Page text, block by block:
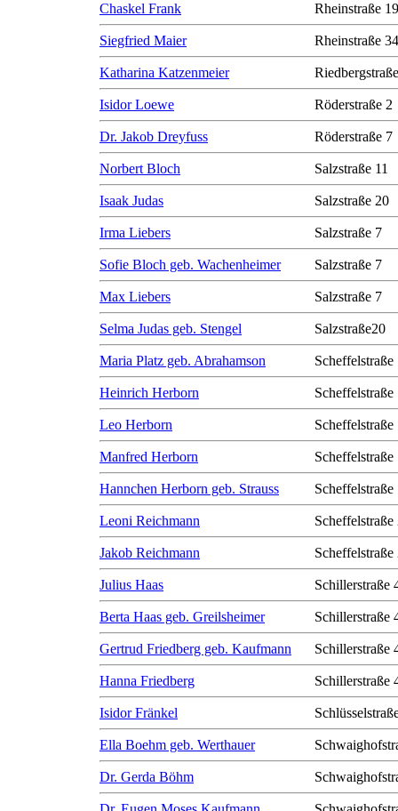
Chaskel Frank Rheinstraße 19
Siegfried Maier Rheinstraße 34
Katharina Katzenmeier
Isidor Loewe Röderstraße 2
Dr. Jakob Dreyfuss Röderstraße 7
Norbert Bloch Salzstraße 11
Isaak Judas Salzstraße 20
Irma Liebers Salzstraße 7
Sofie Bloch geb. Wachenheimer Salzstraße 7
Max Liebers Salzstraße 7
Selma Judas geb. Stengel Salzstraße20
Maria Platz geb. Abrahamson Scheffelstraße
Heinrich Herborn Scheffelstraße
Leo Herborn Scheffelstraße
Manfred Herborn Scheffelstraße
Hannchen Herborn geb. Strauss Scheffelstraße
Leoni Reichmann Scheffelstraße
Jakob Reichmann Scheffelstraße
Julius Haas Schillerstraße
Berta Haas geb. Greilsheimer Schillerstraße
Gertrud Friedberg geb. Kaufmann Schillerstraße
Hanna Friedberg Schillerstraße
Isidor Fränkel
Ella Boehm geb. Werthauer
Dr. Gerda Böhm